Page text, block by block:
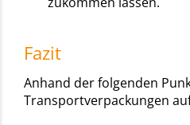
Fazit
Anhand der folgenden
Transportverpackungen